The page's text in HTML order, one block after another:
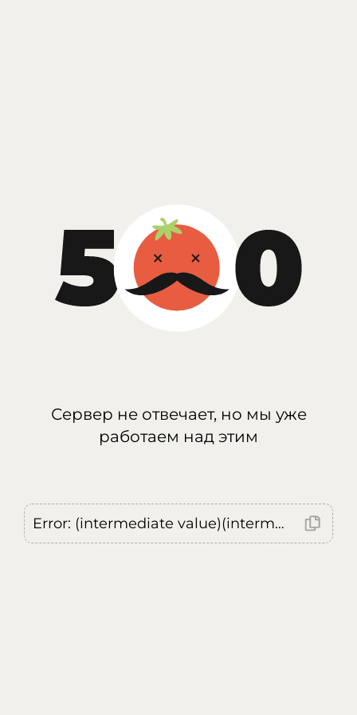
Сервер не отвечает, но мы уже
работаем над этим
Error: (intermediate value)(intermediate value)(intermediate value).replaceAll is not a function